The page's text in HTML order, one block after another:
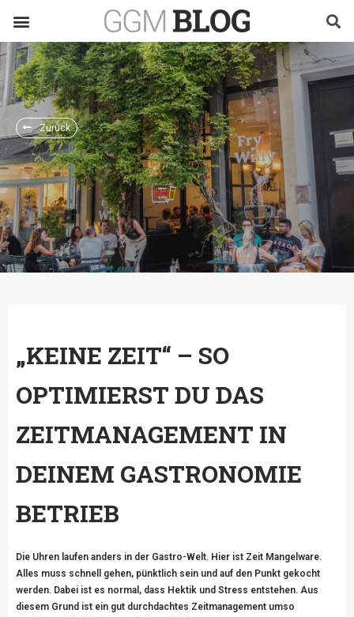
Zurück
„KEINE ZEIT“ – SO
OPTIMIERST DU DAS
ZEITMANAGEMENT IN
DEINEM GASTRONOMIE
BETRIEB
Die Uhren laufen anders in der Gastro-Welt. Hier ist Zeit Mangelware.
Alles muss schnell gehen, pünktlich sein und auf den Punkt gekocht
werden. Dabei ist es normal, dass Hektik und Stress entstehen. Aus
diesem Grund ist ein gut durchdachtes Zeitmanagement umso